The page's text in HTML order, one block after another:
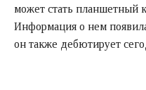
может стать планшетный
Информация о нем
он также дебютирует